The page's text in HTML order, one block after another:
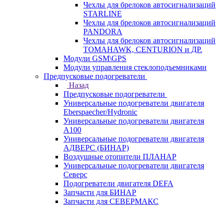
Чехлы для брелоков автосигнализаций
STARLINE
Чехлы для брелоков автосигнализаций
PANDORA
Чехлы для брелоков автосигнализаций
TOMAHAWK, CENTURION и ДР.
Модули GSM\GPS
Модули управления стеклоподъемниками
Предпусковые подогреватели
Назад
Предпусковые подогреватели
Универсальные подогреватели двигателя
Eberspaecher/Hydronic
Универсальные подогреватели двигателя
A100
Универсальные подогреватели двигателя
АДВЕРС (БИНАР)
Воздушные отопители ПЛАНАР
Универсальные подогреватели двигателя
Северс
Подогреватели двигателя DEFA
Запчасти для БИНАР
Запчасти для СЕВЕРМАКС